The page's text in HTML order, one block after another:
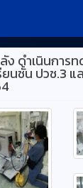
ง ดำเนินการ
นชั้น ปวช.3 แ